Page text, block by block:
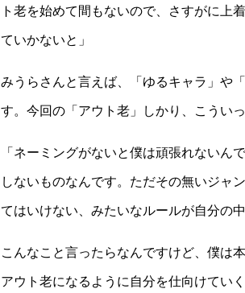
ト老を始めて間もないので、さすがに上
ていかないと」
みうらさんと言えば、「ゆるキャラ」や
す。今回の「アウト老」しかり、こうい
「ネーミングがないと僕は頑張れないん
しないものなんです。ただその無いジャ
てはいけない、みたいなルールが自分の
こんなこと言ったらなんですけど、僕は
アウト老になるように自分を仕向けてい